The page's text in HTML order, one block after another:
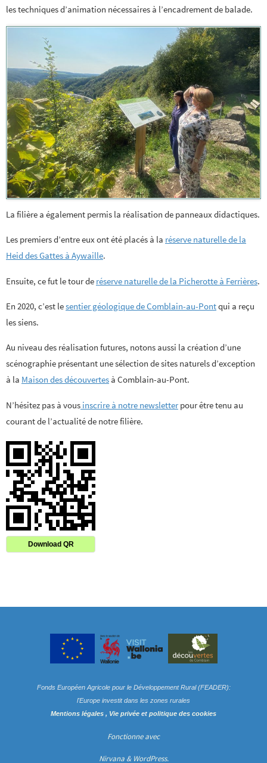
les techniques d’animation nécessaires à l’encadrement de balade.
La filière a également permis la réalisation de panneaux didactiques.
Les premiers d’entre eux ont été placés à la réserve naturelle de la
Heid des Gattes à Aywaille.
Ensuite, ce fut le tour de réserve naturelle de la Picherotte à Ferrières.
En 2020, c’est lesentier géologique de Comblain-au-Pontqui a reçu
les siens.
Au niveau des réalisation futures, notons aussi la création d’une
scénographie présentant une sélection de sites naturels d’exception
à la Maison des découvertes à Comblain-au-Pont.
N’hésitez pas à vous inscrire à notre newsletterpour être tenu au
courant de l’actualité de notre filière.
Download QR
Fonds Européen Agricole pour le Développement Rural (FEADER):
l'Europe investit dans les zones rurales
Mentions légales , Vie privée et politique des cookies
Fonctionne avec
Nirvana& WordPress.